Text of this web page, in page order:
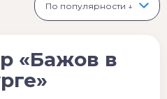
По популярности ↓
«Бажов в